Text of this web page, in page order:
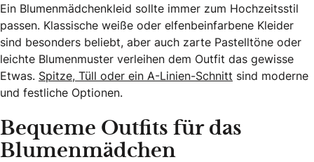
Ein Blumenmädchenkleid sollte immer zum Hochzeitsstil
passen. Klassische weiße oder elfenbeinfarbene Kleider
sind besonders beliebt, aber auch zarte Pastelltöne oder
leichte Blumenmuster verleihen dem Outfit das gewisse
Etwas. Spitze, Tüll oder ein A-Linien-Schnitt sind moderne
und festliche Optionen.
Bequeme Outfits für das
Blumenmädchen